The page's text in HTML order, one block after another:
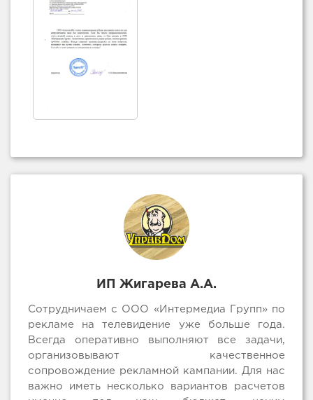
ИП Жигарева А.А.
Сотрудничаем с ООО «Интермедиа Групп» по
рекламе на телевидение уже больше года.
Всегда оперативно выполняют все задачи,
организовывают качественное
сопровождение рекламной кампании. Для нас
важно иметь несколько вариантов расчетов